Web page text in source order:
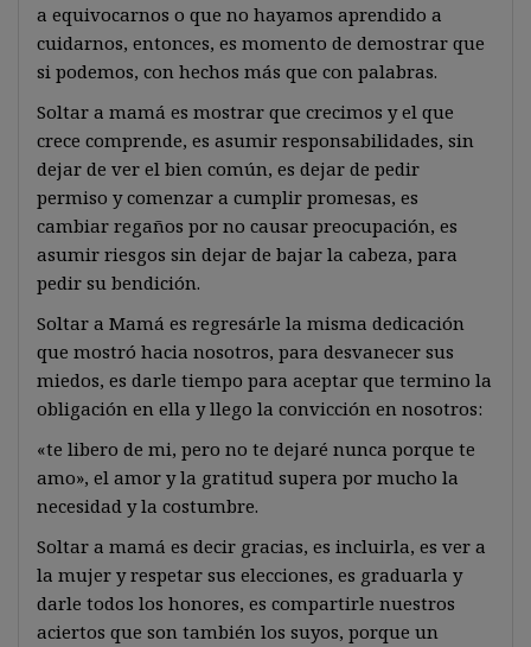
a equivocarnos o que no hayamos aprendido a
cuidarnos, entonces, es momento de demostrar que
si podemos, con hechos más que con palabras.
Soltar a mamá es mostrar que crecimos y el que
crece comprende, es asumir responsabilidades, sin
dejar de ver el bien común, es dejar de pedir
permiso y comenzar a cumplir promesas, es
cambiar regaños por no causar preocupación, es
asumir riesgos sin dejar de bajar la cabeza, para
pedir su bendición.
Soltar a Mamá es regresárle la misma dedicación
que mostró hacia nosotros, para desvanecer sus
miedos, es darle tiempo para aceptar que termino la
obligación en ella y llego la convicción en nosotros:
«te libero de mi, pero no te dejaré nunca porque te
amo», el amor y la gratitud supera por mucho la
necesidad y la costumbre.
Soltar a mamá es decir gracias, es incluirla, es ver a
la mujer y respetar sus elecciones, es graduarla y
darle todos los honores, es compartirle nuestros
aciertos que son también los suyos, porque un